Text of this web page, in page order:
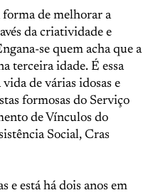
forma de melhorar a
da criatividade e
se quem acha que a
terceira idade. É essa
de várias idosas e
formosas do Serviço
de Vínculos do
Social, Cras
e está há dois anos em